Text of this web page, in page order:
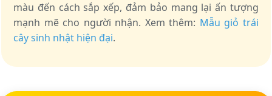
màu đến cách sắp xếp, đảm bảo mang lại ấn tượng
mạnh mẽ cho người nhận. Xem thêm: Mẫu giỏ trái
cây sinh nhật hiện đại.